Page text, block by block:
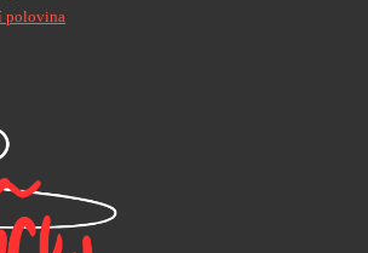
polovina